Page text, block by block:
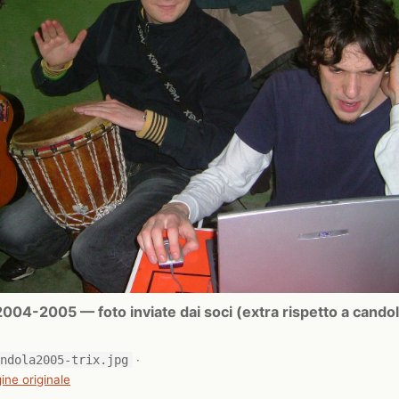
2005 — foto inviate dai soci (extra rispetto a
trix.jpg
·
originale